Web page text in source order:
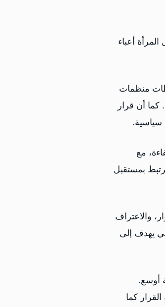
أعباء
منظمات
كما أن قرار
مع
بمستقبل
والاعتراف
يهدف إلى
أوسع.
كما